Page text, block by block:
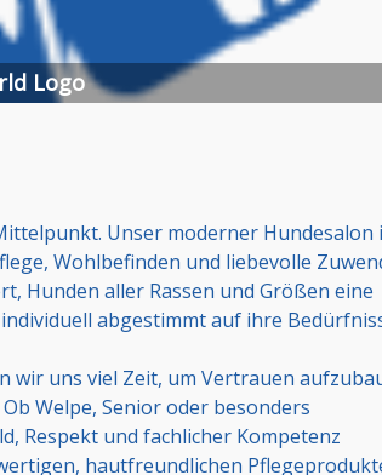
Logo
Unser moderner Hundesalon
Wohlbefinden und liebevolle
Hunden aller Rassen und Größen eine
abgestimmt auf ihre
wir uns viel Zeit, um Vertrauen
Welpe, Senior oder besonders
Respekt und fachlicher Kompetenz
hautfreundlichen